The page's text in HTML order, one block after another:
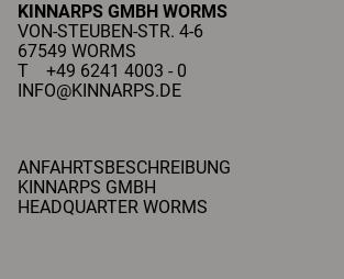
KINNARPS GMBH WORMS
VON-STEUBEN-STR. 4-6
67549 WORMS
T +49 6241 4003 - 0
INFO@KINNARPS.DE
ANFAHRTSBESCHREIBUNG
KINNARPS GMBH
HEADQUARTER WORMS